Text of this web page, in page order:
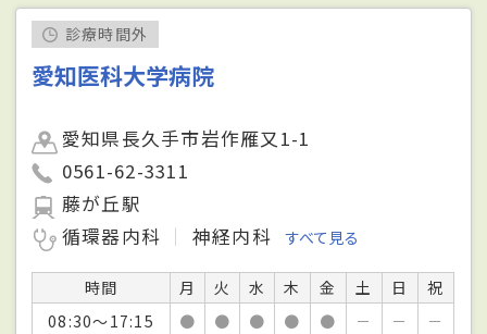
診療時間外
愛知医科大学病院
愛知県長久手市岩作雁又1-1
0561-62-3311
藤が丘駅
循環器内科
神経内科 すべて見る
時間 月 火 水 木 金 土 日
祝
08:30～17:15
● ● ● ● ● － － －